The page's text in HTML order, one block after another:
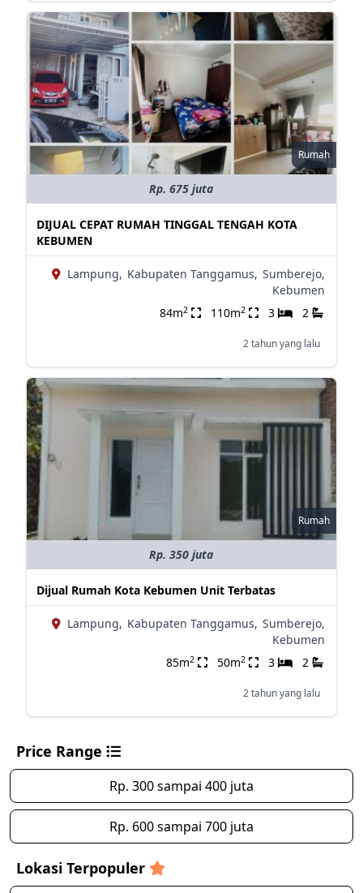
Rumah
Rp. 675 juta
DIJUAL CEPAT RUMAH TINGGAL TENGAH KOTA
KEBUMEN
Lampung, Kabupaten Tanggamus, Sumberejo,
Kebumen
84m2 110m2 3 2
2 tahun yang lalu
Rumah
Rp. 350 juta
Dijual Rumah Kota Kebumen Unit Terbatas
Lampung, Kabupaten Tanggamus, Sumberejo,
Kebumen
85m2 50m2 3 2
2 tahun yang lalu
Price Range
Rp. 300 sampai 400 juta
Rp. 600 sampai 700 juta
Lokasi Terpopuler